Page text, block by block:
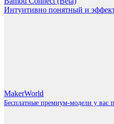
Интуитивно понятный и
MakerWorld
Бесплатные премиум-модели у вас